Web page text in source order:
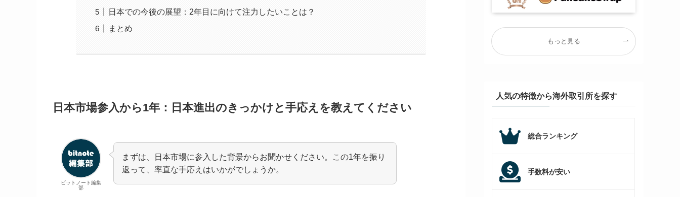
日本での今後の展望：2年目に向けて注力したいことは？
まとめ
日本市場参入から1年：日本進出のきっかけと手応えを教えてください
ビットノート編集
部
まずは、日本市場に参入した背景からお聞かせください。この1年を振り
返って、率直な手応えはいかがでしょうか。
もっと見る
人気の特徴から海外取引所を探す
総合ランキング
手数料が安い